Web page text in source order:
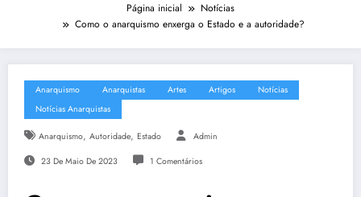
Página inicial
Notícias
Como o anarquismo enxerga o Estado e a autoridade?
Anarquismo Anarquistas Artes Artigos
Notícias
Notícias Anarquistas
Anarquismo, Autoridade, Estado Admin
23 De Maio De 2023 1 Comentários